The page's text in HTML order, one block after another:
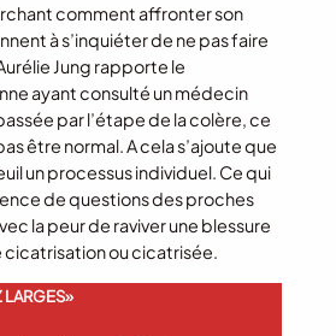
comment affronter son
à s’inquiéter de ne pas faire
Jung rapporte le
ayant consulté un médecin
par l’étape de la colère, ce
être normal. A cela s’ajoute que
un processus individuel. Ce qui
de questions des proches
la peur de raviver une blessure
cicatrisation ou cicatrisée.
LARGES»